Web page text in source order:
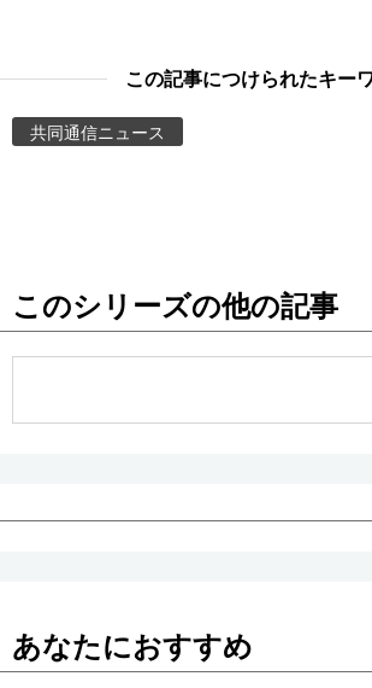
東京
この記事につけられたキー
共同通信ニュース
このシリーズの他の記事
あなたにおすすめ